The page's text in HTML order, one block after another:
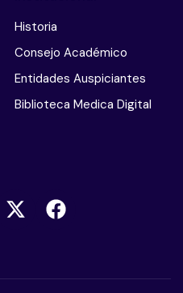
Historia
Consejo Académico
Entidades Auspiciantes
Biblioteca Medica Digital